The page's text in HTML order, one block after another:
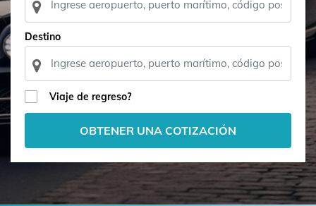
Destino
Viaje de regreso?
OBTENER UNA COTIZACIÓN